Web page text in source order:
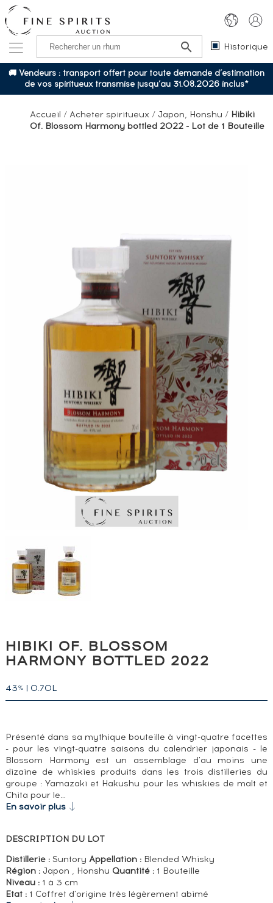
Historique
🚚 Vendeurs : transport offert pour toute demande d’estimation
de vos spiritueux transmise jusqu’au 31.08.2026 inclus*
Accueil / Acheter spiritueux / Japon, Honshu / Hibiki
Of. Blossom Harmony bottled 2022 - Lot de 1 Bouteille
HIBIKI OF. BLOSSOM
HARMONY BOTTLED 2022
43% | 0.70L
Présenté dans sa mythique bouteille à vingt-quatre facettes
- pour les vingt-quatre saisons du calendrier japonais - le
Blossom Harmony est un assemblage d'au moins une
dizaine de whiskies produits dans les trois distilleries du
groupe : Yamazaki et Hakushu pour les whiskies de malt et
Chita pour le…
En savoir plus
DESCRIPTION DU LOT
Distillerie :Suntory Appellation :Blended Whisky
Région : Japon , Honshu Quantité :1 Bouteille
Niveau :1 à 3 cm
Etat :1 Coffret d'origine très légèrement abimé